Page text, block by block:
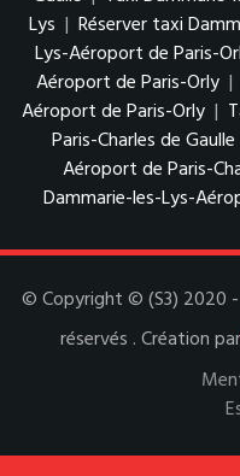
Lys | Réserver taxi
Lys-Aéroport de Paris-
Aéroport de Paris-Orly |
Aéroport de Paris-Orly |
Paris-Charles de Gaulle
Aéroport de Paris-
Dammarie-les-Lys-
© Copyright © (S3) 2020 -
réservés . Création par